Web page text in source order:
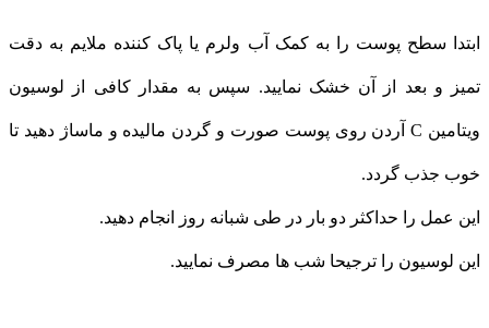
ابتدا سطح پوست را به کمک آب ولرم یا پاک کننده ملایم به دقت
تمیز و بعد از آن خشک نمایید. سپس به مقدار کافی از لوسیون
ویتامین C آردن روی پوست صورت و گردن مالیده و ماساژ دهید تا
خوب جذب گردد.
این عمل را حداکثر دو بار در طی شبانه روز انجام دهید.
این لوسیون را ترجیحا شب ها مصرف نمایید.